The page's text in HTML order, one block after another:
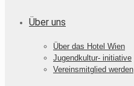
Über uns
Über das Hotel Wien
Jugendkultur- initiative
Vereinsmitglied werden